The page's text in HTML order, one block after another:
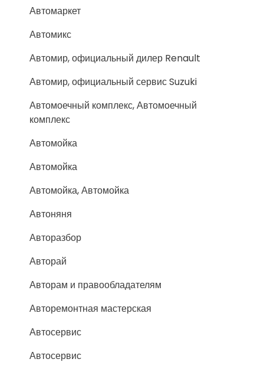
Автомаркет
Автомикс
Автомир, официальный дилер Renault
Автомир, официальный сервис Suzuki
Автомоечный комплекс, Автомоечный
комплекс
Автомойка
Автомойка
Автомойка, Автомойка
Автоняня
Авторазбор
Авторай
Авторам и правообладателям
Авторемонтная мастерская
Автосервис
Автосервис